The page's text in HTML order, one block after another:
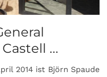
...
2014 ist Björn Spaude